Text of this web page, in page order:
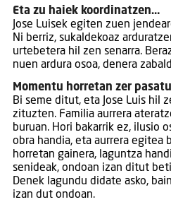
Eta zu haiek koordinatzen…
Jose Luisek egiten zuen
Ni berriz, sukaldekoaz
urtebetera hil zen senarra.
nuen ardura osoa, denera
Momentu horretan zer
Bi seme ditut, eta Jose Luis hil
zituzten. Familia aurrera
buruan. Hori bakarrik ez, ilusio
obra handia, eta aurrera egitea
horretan gainera, laguntza
senideak, ondoan izan ditut
Denek lagundu didate asko,
izan dut ondoan.